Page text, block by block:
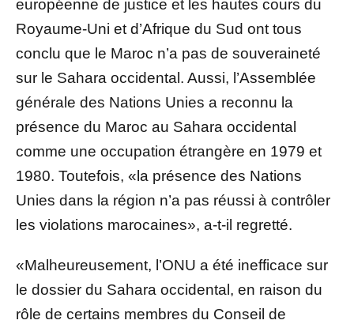
européenne de justice et les hautes cours du
Royaume-Uni et d’Afrique du Sud ont tous
conclu que le Maroc n’a pas de souveraineté
sur le Sahara occidental. Aussi, l’Assemblée
générale des Nations Unies a reconnu la
présence du Maroc au Sahara occidental
comme une occupation étrangère en 1979 et
1980. Toutefois, «la présence des Nations
Unies dans la région n’a pas réussi à contrôler
les violations marocaines», a-t-il regretté.
«Malheureusement, l’ONU a été inefficace sur
le dossier du Sahara occidental, en raison du
rôle de certains membres du Conseil de